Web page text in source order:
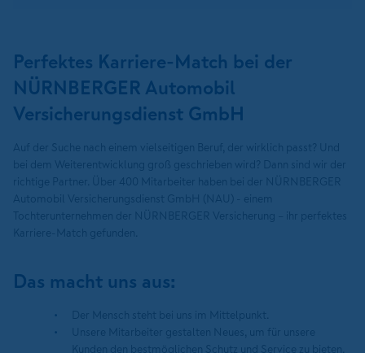
Perfektes Karriere-Match bei der
NÜRNBERGER Automobil
Versicherungsdienst GmbH
Das macht uns aus: